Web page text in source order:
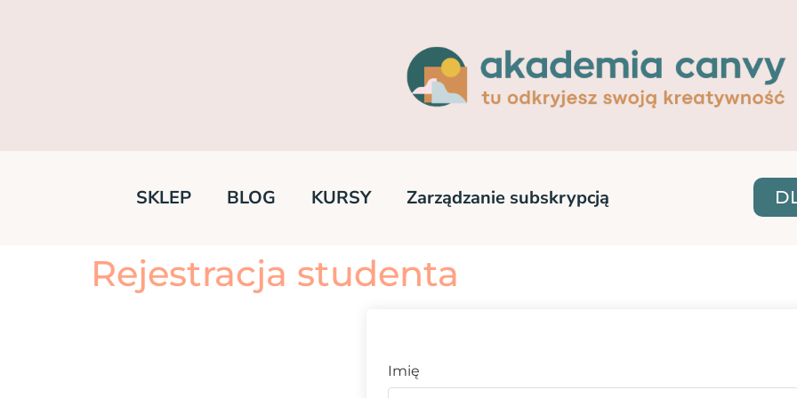
SKLEP BLOG KURSY Zarządzanie subskrypcją
Rejestracja studenta
Imię